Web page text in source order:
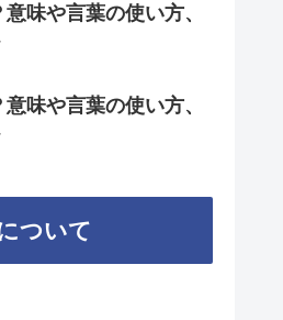
意味や言葉の使い方、
意味や言葉の使い方、
ついて